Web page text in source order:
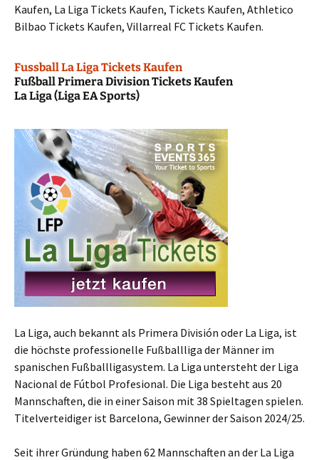
Kaufen, La Liga Tickets Kaufen, Tickets Kaufen, Athletico
Bilbao Tickets Kaufen, Villarreal FC Tickets Kaufen.
Fussball La Liga Tickets Kaufen
Fußball Primera Division Tickets Kaufen
La Liga (Liga EA Sports)
La Liga, auch bekannt als Primera División oder La Liga, ist
die höchste professionelle Fußballliga der Männer im
spanischen Fußballligasystem. La Liga untersteht der Liga
Nacional de Fútbol Profesional. Die Liga besteht aus 20
Mannschaften, die in einer Saison mit 38 Spieltagen spielen.
Titelverteidiger ist Barcelona, Gewinner der Saison 2024/25.
Seit ihrer Gründung haben 62 Mannschaften an der La Liga